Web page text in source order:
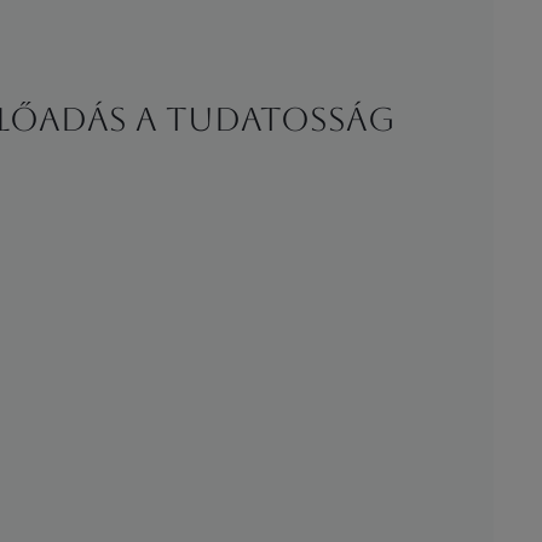
a Tudatosság